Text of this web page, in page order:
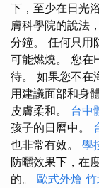
下，至少在日光
膚科學院的說法
分鐘。 任何只用
可能燃燒。 您在
待。 如果您不在
用建議面部和身
皮膚柔和。 台中
孩子的日曆中。
也非常有效。 學
防曬效果下，在
的。 歐式外燴